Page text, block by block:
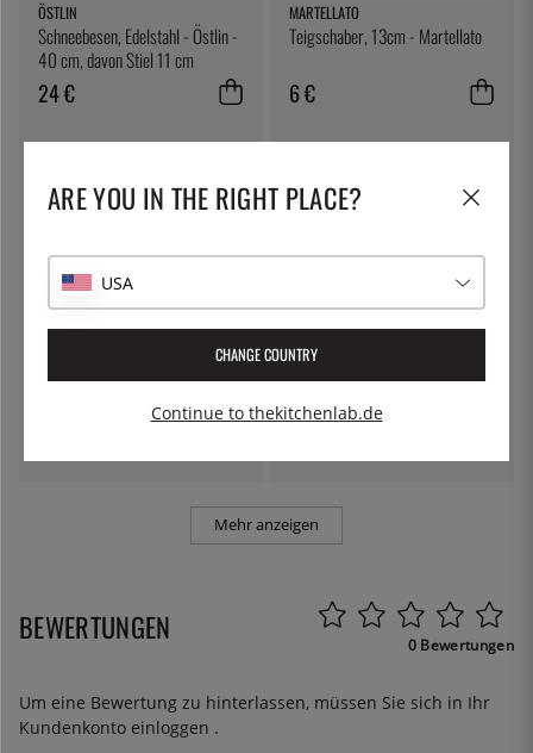
ÖSTLIN
Schneebesen, Edelstahl - Östlin -
40 cm, davon Stiel 11 cm
24 €
MARTELLATO
Teigschaber, 13cm - Martellato
6 €
EXXENT
Mehr anzeigen
BEWERTUNGEN 0 Bewertungen
Um eine Bewertung zu hinterlassen, müssen Sie sich in Ihr
Kundenkonto einloggen .
ARE YOU IN THE RIGHT PLACE?
USA
CHANGE COUNTRY
Continue to thekitchenlab.de